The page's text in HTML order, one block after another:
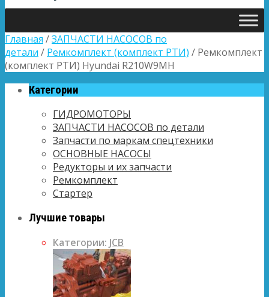
Главная /ЗАПЧАСТИ НАСОСОВ по
детали / Ремкомплект (комплект РТИ) / Ремкомплект
(комплект РТИ) Hyundai R210W9MH
Категории
ГИДРОМОТОРЫ
ЗАПЧАСТИ НАСОСОВ по детали
Запчасти по маркам спецтехники
ОСНОВНЫЕ НАСОСЫ
Редукторы и их запчасти
Ремкомплект
Стартер
Лучшие товары
Категории: JCB